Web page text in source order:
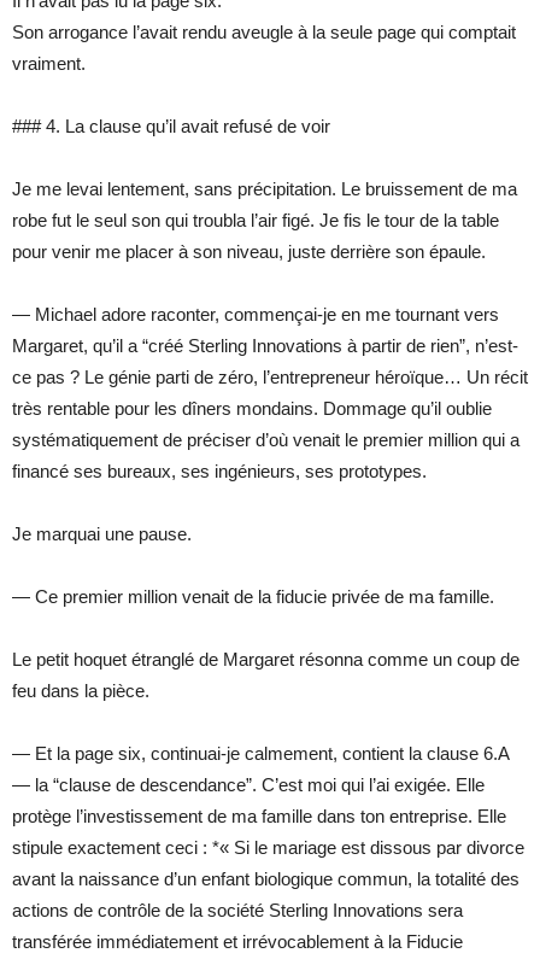
Son arrogance l’avait rendu aveugle à la seule page qui comptait
vraiment.
### 4. La clause qu’il avait refusé de voir
Je me levai lentement, sans précipitation. Le bruissement de ma
robe fut le seul son qui troubla l’air figé. Je fis le tour de la table
pour venir me placer à son niveau, juste derrière son épaule.
— Michael adore raconter, commençai-je en me tournant vers
Margaret, qu’il a “créé Sterling Innovations à partir de rien”, n’est-
ce pas ? Le génie parti de zéro, l’entrepreneur héroïque… Un récit
très rentable pour les dîners mondains. Dommage qu’il oublie
systématiquement de préciser d’où venait le premier million qui a
financé ses bureaux, ses ingénieurs, ses prototypes.
Je marquai une pause.
— Ce premier million venait de la fiducie privée de ma famille.
Le petit hoquet étranglé de Margaret résonna comme un coup de
feu dans la pièce.
— Et la page six, continuai-je calmement, contient la clause 6.A
— la “clause de descendance”. C’est moi qui l’ai exigée. Elle
protège l’investissement de ma famille dans ton entreprise. Elle
stipule exactement ceci : *« Si le mariage est dissous par divorce
avant la naissance d’un enfant biologique commun, la totalité des
actions de contrôle de la société Sterling Innovations sera
transférée immédiatement et irrévocablement à la Fiducie